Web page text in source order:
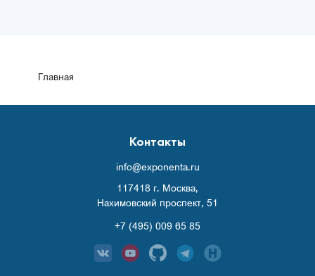
Главная
Контакты
info@exponenta.ru
117418 г. Москва,
Нахимовский проспект, 51
+7 (495) 009 65 85